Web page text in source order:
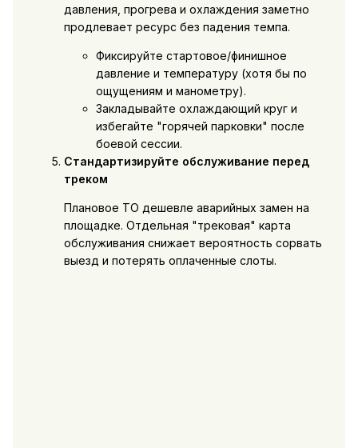
давления, прогрева и охлаждения заметно
продлевает ресурс без падения темпа.
Фиксируйте стартовое/финишное
давление и температуру (хотя бы по
ощущениям и манометру).
Закладывайте охлаждающий круг и
избегайте "горячей парковки" после
боевой сессии.
Стандартизируйте обслуживание перед
треком
Плановое ТО дешевле аварийных замен на
площадке. Отдельная "трековая" карта
обслуживания снижает вероятность сорвать
выезд и потерять оплаченные слоты.